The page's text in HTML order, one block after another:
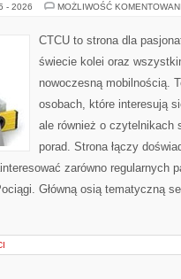
- 2026 MOŻLIWOŚĆ
CTCU to strona dla
świecie kolei oraz
nowoczesną mobilnością.
osobach, które interesują
ale również o czytelnikach
porad. Strona łączy
zarówno regularnych
Główną osią tematyczną